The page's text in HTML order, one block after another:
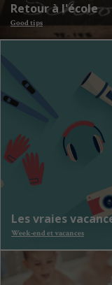
Retour à l'école
Good tips
Les vraies
Week-end et vacances